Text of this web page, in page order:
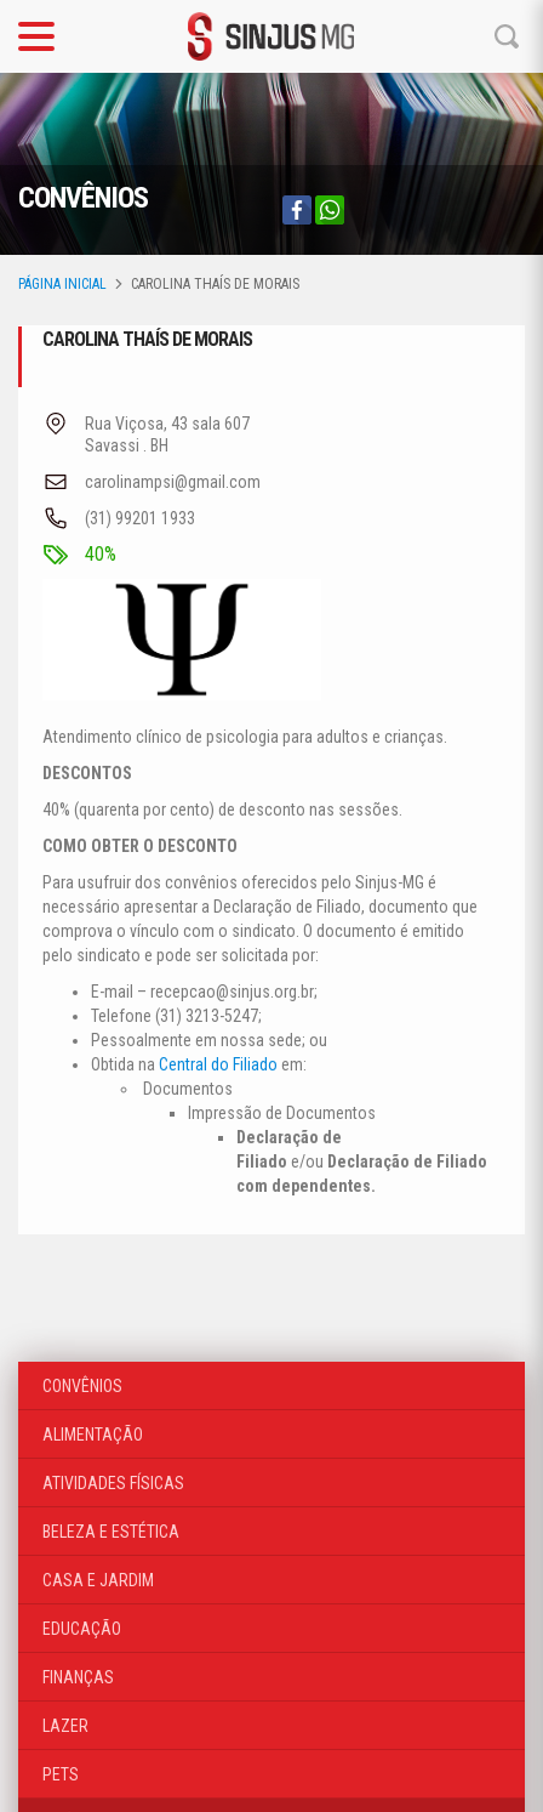
CONVÊNIOS
PÁGINA INICIAL CAROLINA THAÍS DE MORAIS
CAROLINA THAÍS DE MORAIS
Rua Viçosa, 43 sala 607
Savassi . BH
carolinampsi@gmail.com
(31) 99201 1933
40%
Atendimento clínico de psicologia para adultos e crianças.
DESCONTOS
40% (quarenta por cento) de desconto nas sessões.
COMO OBTER O DESCONTO
Para usufruir dos convênios oferecidos pelo Sinjus-MG é
necessário apresentar a Declaração de Filiado, documento que
comprova o vínculo com o sindicato. O documento é emitido
pelo sindicato e pode ser solicitada por:
E-mail – recepcao@sinjus.org.br;
Telefone (31) 3213-5247;
Pessoalmente em nossa sede; ou
Obtida na Central do Filiado em:
Documentos
Impressão de Documentos
Declaração de
Filiado e/ou Declaração de Filiado
com dependentes.
CONVÊNIOS
ALIMENTAÇÃO
ATIVIDADES FÍSICAS
BELEZA E ESTÉTICA
CASA E JARDIM
EDUCAÇÃO
FINANÇAS
LAZER
PETS